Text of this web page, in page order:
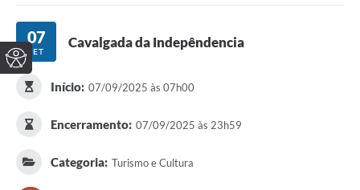
07
SET
Cavalgada da Indepêndencia
Início: 07/09/2025 às 07h00
Encerramento: 07/09/2025 às 23h59
Categoria: Turismo e Cultura